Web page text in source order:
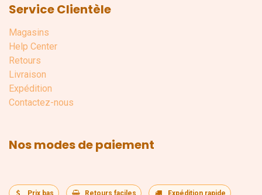
Service Clientèle
Magasins
Help Center
Retours
Livraison
Expédition
Contactez-nous
Nos modes de paiement
Prix bas Retours faciles Expédition rapide